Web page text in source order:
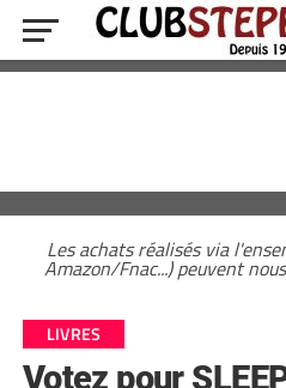
Les achats réalisés via
Amazon/Fnac...) peuvent
LIVRES
Votez pour